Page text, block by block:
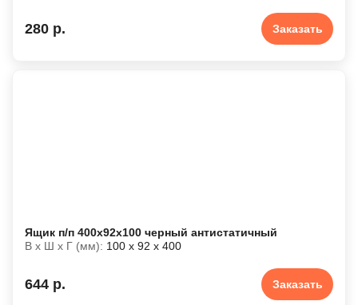
280 р. Заказать
Ящик п/п 400x92x100 черный антистатичный
В х Ш х Г (мм): 100 х 92 х 400
644 р. Заказать